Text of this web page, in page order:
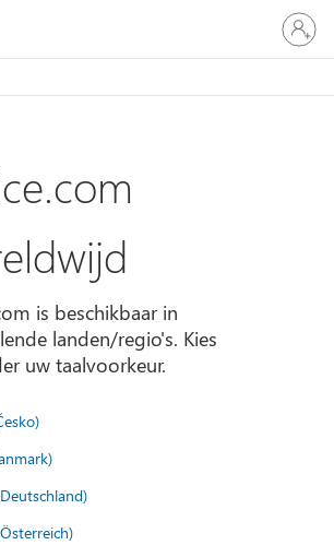
Meld
je
aan
je
is beschikbaar in
landen/regio's. Kies
uw taalvoorkeur.